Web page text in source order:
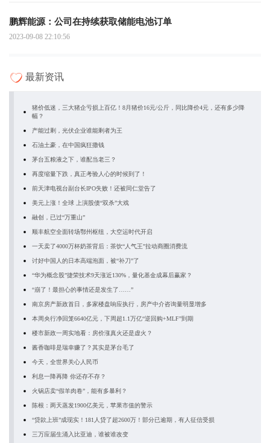
鹏辉能源：公司在持续获取储能电池订单
2023-09-08 22:10:56
最新资讯
猪价低迷，三大猪企亏损上百亿！8月猪价16元/公斤，同比降价4元，还有多少降
幅？
产能过剩，光伏企业谁能剩者为王
石油土豪，在中国疯狂撒钱
茅台五粮液之下，谁配当老三？
再度缩量下跌，真正考验人心的时候到了！
前天津电视台副台长IPO失败！还被同仁堂告了
美元上涨！全球 上演股债“双杀”大戏
融创，已过“万重山”
顺丰航空全面转场鄂州枢纽，大空运时代开启
一天卖了4000万杯奶茶背后：茶饮“人气王”拉动商圈消费流
讨好中国人的日本高端泡面，被“补刀”了
“华为概念股”捷荣技术9天涨近130%，量化基金成幕后赢家？
“崩了！最担心的事情还是发生了……”
南京房产新政首日，多家楼盘响应执行，房产中介咨询量明显增多
本周央行净回笼6640亿元，下周超1.1万亿“逆回购+MLF”到期
楼市新政一周实地看：房价涨真火还是虚火？
酱香咖啡是瑞幸赚了？其实是茅台毛了
今天，全世界关心人民币
利息一降再降 你还存不存？
火锅店卖“假羊肉卷”，能有多暴利？
陈根：两天蒸发1900亿美元，苹果市值的警示
“贷款上班”成现实！181人贷了超2600万！部分已逾期，有人征信受损
三万应届生涌入比亚迪，谁被谁改变